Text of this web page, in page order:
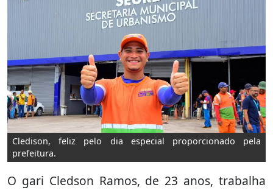
Cledison, feliz pelo dia especial proporcionado pela
prefeitura.
O gari Cledson Ramos, de 23 anos, trabalha